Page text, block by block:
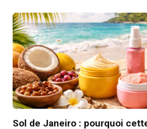
Sol de Janeiro : pourquoi